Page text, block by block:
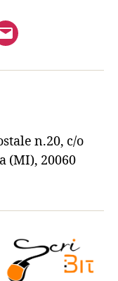
Email
n.20, c/o
(MI), 20060